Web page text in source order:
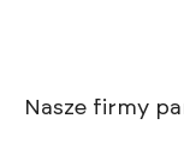
Nasze firmy